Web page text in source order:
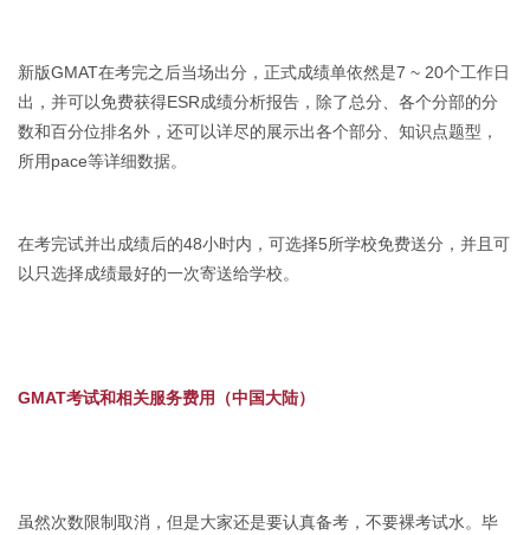
新版GMAT在考完之后当场出分，正式成绩单依然是7 ~ 20个工作日
出，并可以免费获得ESR成绩分析报告，除了总分、各个分部的分
数和百分位排名外，还可以详尽的展示出各个部分、知识点题型，
所用pace等详细数据。
在考完试并出成绩后的48小时内，可选择5所学校免费送分，并且可
以只选择成绩最好的一次寄送给学校。
GMAT考试和相关服务费用（中国大陆）
虽然次数限制取消，但是大家还是要认真备考，不要裸考试水。毕